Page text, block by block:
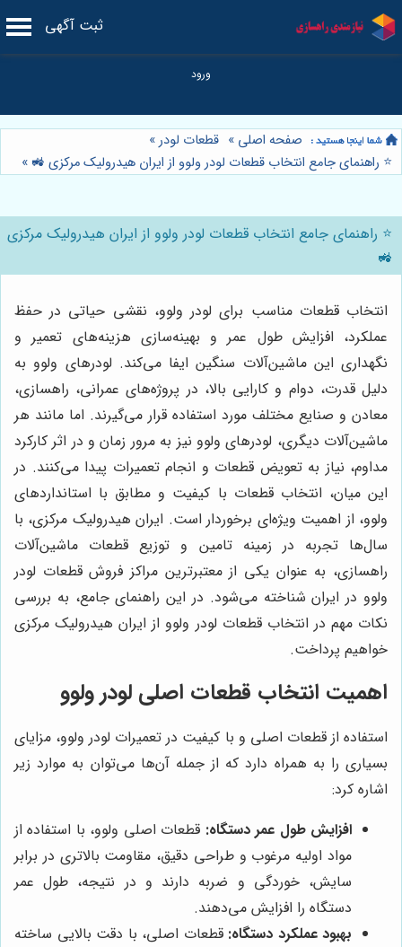
ثبت آگهی
صفحه اصلی » قطعات لودر»
⭐️ راهنمای جامع انتخاب قطعات لودر ولوو از ایران هیدرولیک مرکزی 🚜 »
⭐️ راهنمای جامع انتخاب قطعات لودر ولوو از ایران هیدرولیک مرکزی
🚜
انتخاب قطعات مناسب برای لودر ولوو، نقشی حیاتی در حفظ
عملکرد، افزایش طول عمر و بهینه‌سازی هزینه‌های تعمیر و
نگهداری این ماشین‌آلات سنگین ایفا می‌کند. لودرهای ولوو به
دلیل قدرت، دوام و کارایی بالا، در پروژه‌های عمرانی، راهسازی،
معادن و صنایع مختلف مورد استفاده قرار می‌گیرند. اما مانند هر
ماشین‌آلات دیگری، لودرهای ولوو نیز به مرور زمان و در اثر کارکرد
مداوم، نیاز به تعویض قطعات و انجام تعمیرات پیدا می‌کنند. در
این میان، انتخاب قطعات با کیفیت و مطابق با استانداردهای
ولوو، از اهمیت ویژه‌ای برخوردار است. ایران هیدرولیک مرکزی، با
سال‌ها تجربه در زمینه تامین و توزیع قطعات ماشین‌آلات
راهسازی، به عنوان یکی از معتبرترین مراکز فروش قطعات لودر
ولوو در ایران شناخته می‌شود. در این راهنمای جامع، به بررسی
نکات مهم در انتخاب قطعات لودر ولوو از ایران هیدرولیک مرکزی
خواهیم پرداخت.
اهمیت انتخاب قطعات اصلی لودر ولوو
استفاده از قطعات اصلی و با کیفیت در تعمیرات لودر ولوو، مزایای
بسیاری را به همراه دارد که از جمله آن‌ها می‌توان به موارد زیر
اشاره کرد:
افزایش طول عمر دستگاه: قطعات اصلی ولوو، با استفاده از
مواد اولیه مرغوب و طراحی دقیق، مقاومت بالاتری در برابر
سایش، خوردگی و ضربه دارند و در نتیجه، طول عمر
دستگاه را افزایش می‌دهند.
بهبود عملکرد دستگاه: قطعات اصلی، با دقت بالایی ساخته